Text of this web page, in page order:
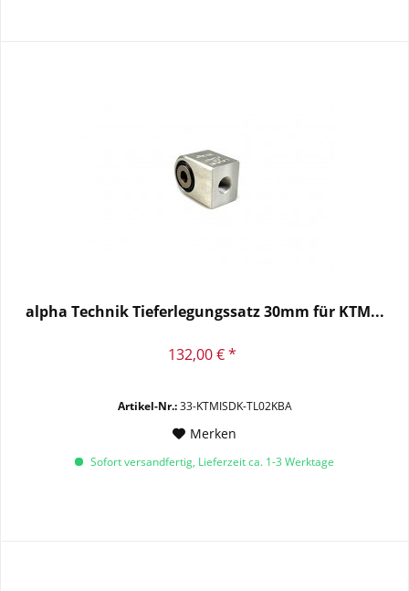
alpha Technik Tieferlegungssatz 30mm für KTM...
132,00 € *
Artikel-Nr.:33-KTMISDK-TL02KBA
Merken
Sofort versandfertig, Lieferzeit ca. 1-3 Werktage